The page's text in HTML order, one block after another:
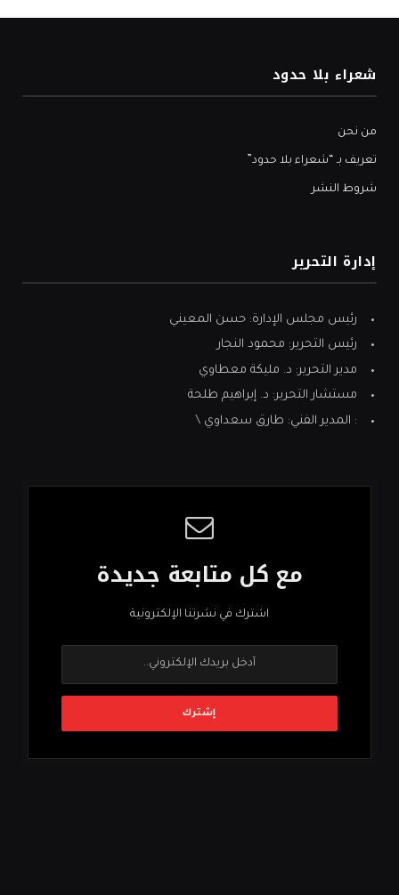
شعراء بلا حدود
من نحن
تعريف بـ “شعراء بلا حدود”
شروط النشر
إدارة التحرير
رئيس مجلس الإدارة: حسن المعيني
رئيس التحرير: محمود النجار
مدير التحرير: د. مليكة معطاوي
مستشار التحرير: د. إبراهيم طلحة
: المدير الفني: طارق سعداوي \
مع كل متابعة جديدة
اشترك في نشرتنا الإلكترونية